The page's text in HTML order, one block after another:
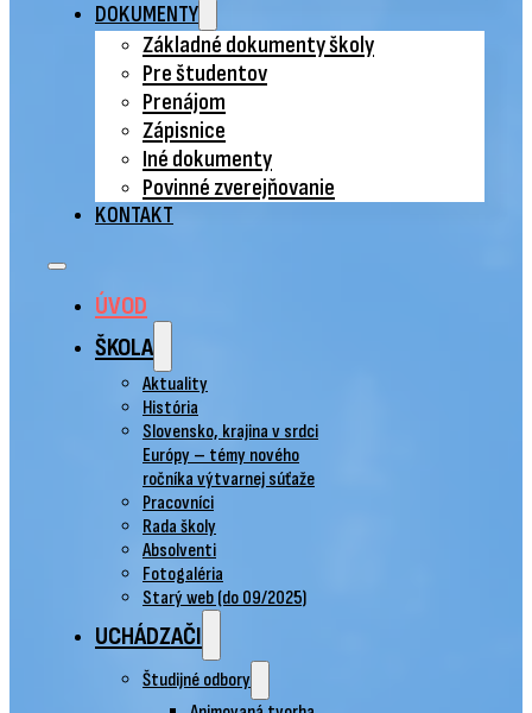
DOKUMENTY
Základné dokumenty školy
Pre študentov
Prenájom
Zápisnice
Iné dokumenty
Povinné zverejňovanie
KONTAKT
ÚVOD
ŠKOLA
Aktuality
História
Slovensko, krajina v srdci
Európy – témy nového
ročníka výtvarnej súťaže
Pracovníci
Rada školy
Absolventi
Fotogaléria
Starý web (do 09/2025)
UCHÁDZAČI
Študijné odbory